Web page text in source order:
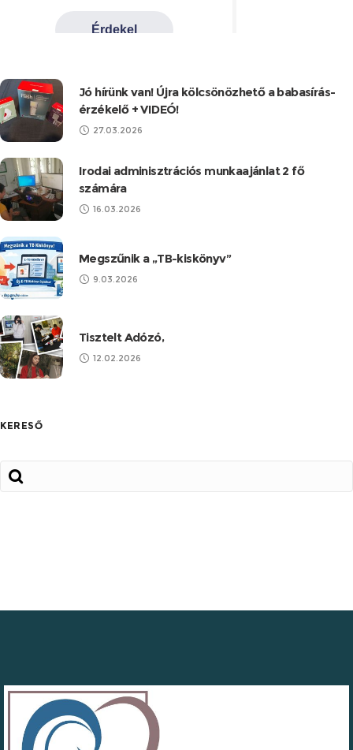
Jó hírünk van! Újra kölcsönözhető a babasírás-
érzékelő + VIDEÓ!
27.03.2026
Irodai adminisztrációs munkaajánlat 2 fő
számára
16.03.2026
Megszűnik a „TB-kiskönyv”
9.03.2026
Tisztelt Adózó,
12.02.2026
KERESŐ